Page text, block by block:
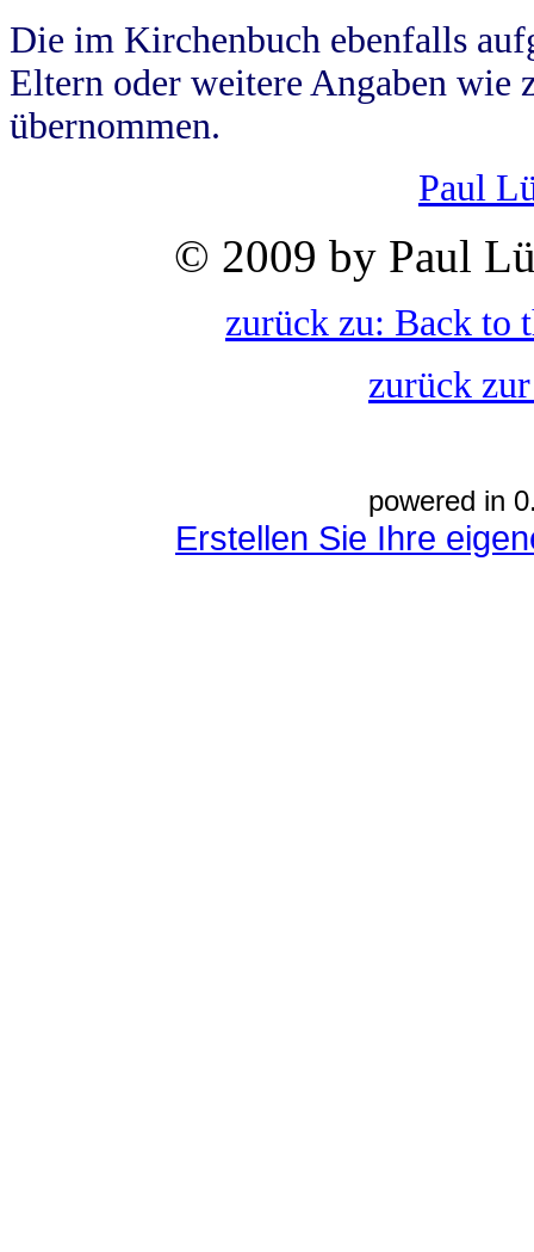
Die im Kirchenbuch ebenfalls
Eltern oder weitere Angaben wie
übernommen.
Paul
© 2009 by Paul
zurück zu: Back to
zurück
powered in
Erstellen Sie Ihre